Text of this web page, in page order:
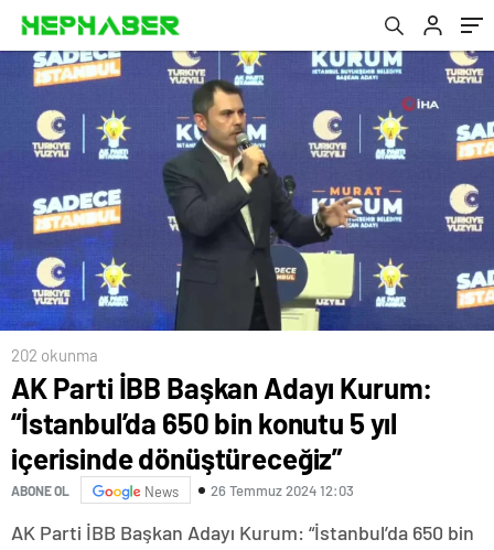
202 okunma
AK Parti İBB Başkan Adayı Kurum:
“İstanbul’da 650 bin konutu 5 yıl
içerisinde dönüştüreceğiz”
ABONE OL News 26 Temmuz 2024 12:03
AK Parti İBB Başkan Adayı Kurum: “İstanbul’da 650 bin